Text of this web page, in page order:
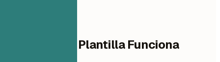
Por Qué Esta Plantilla Funciona